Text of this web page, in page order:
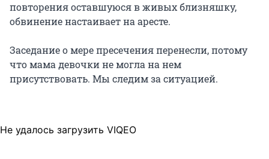
повторения оставшуюся в живых близняшку,
обвинение настаивает на аресте.
Заседание о мере пресечения перенесли, потому
что мама девочки не могла на нем
присутствовать. Мы следим за ситуацией.
Не удалось загрузить VIQEO